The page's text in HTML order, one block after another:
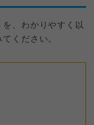
、わかりやすく以
ください。